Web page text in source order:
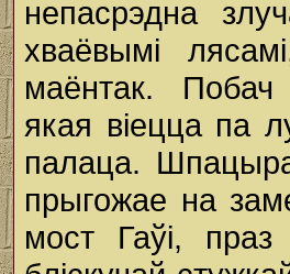
непасрэдна
хваёвымі
маёнтак.
якая віецца па
палаца.
прыгожае на
мост Гаўі, праз